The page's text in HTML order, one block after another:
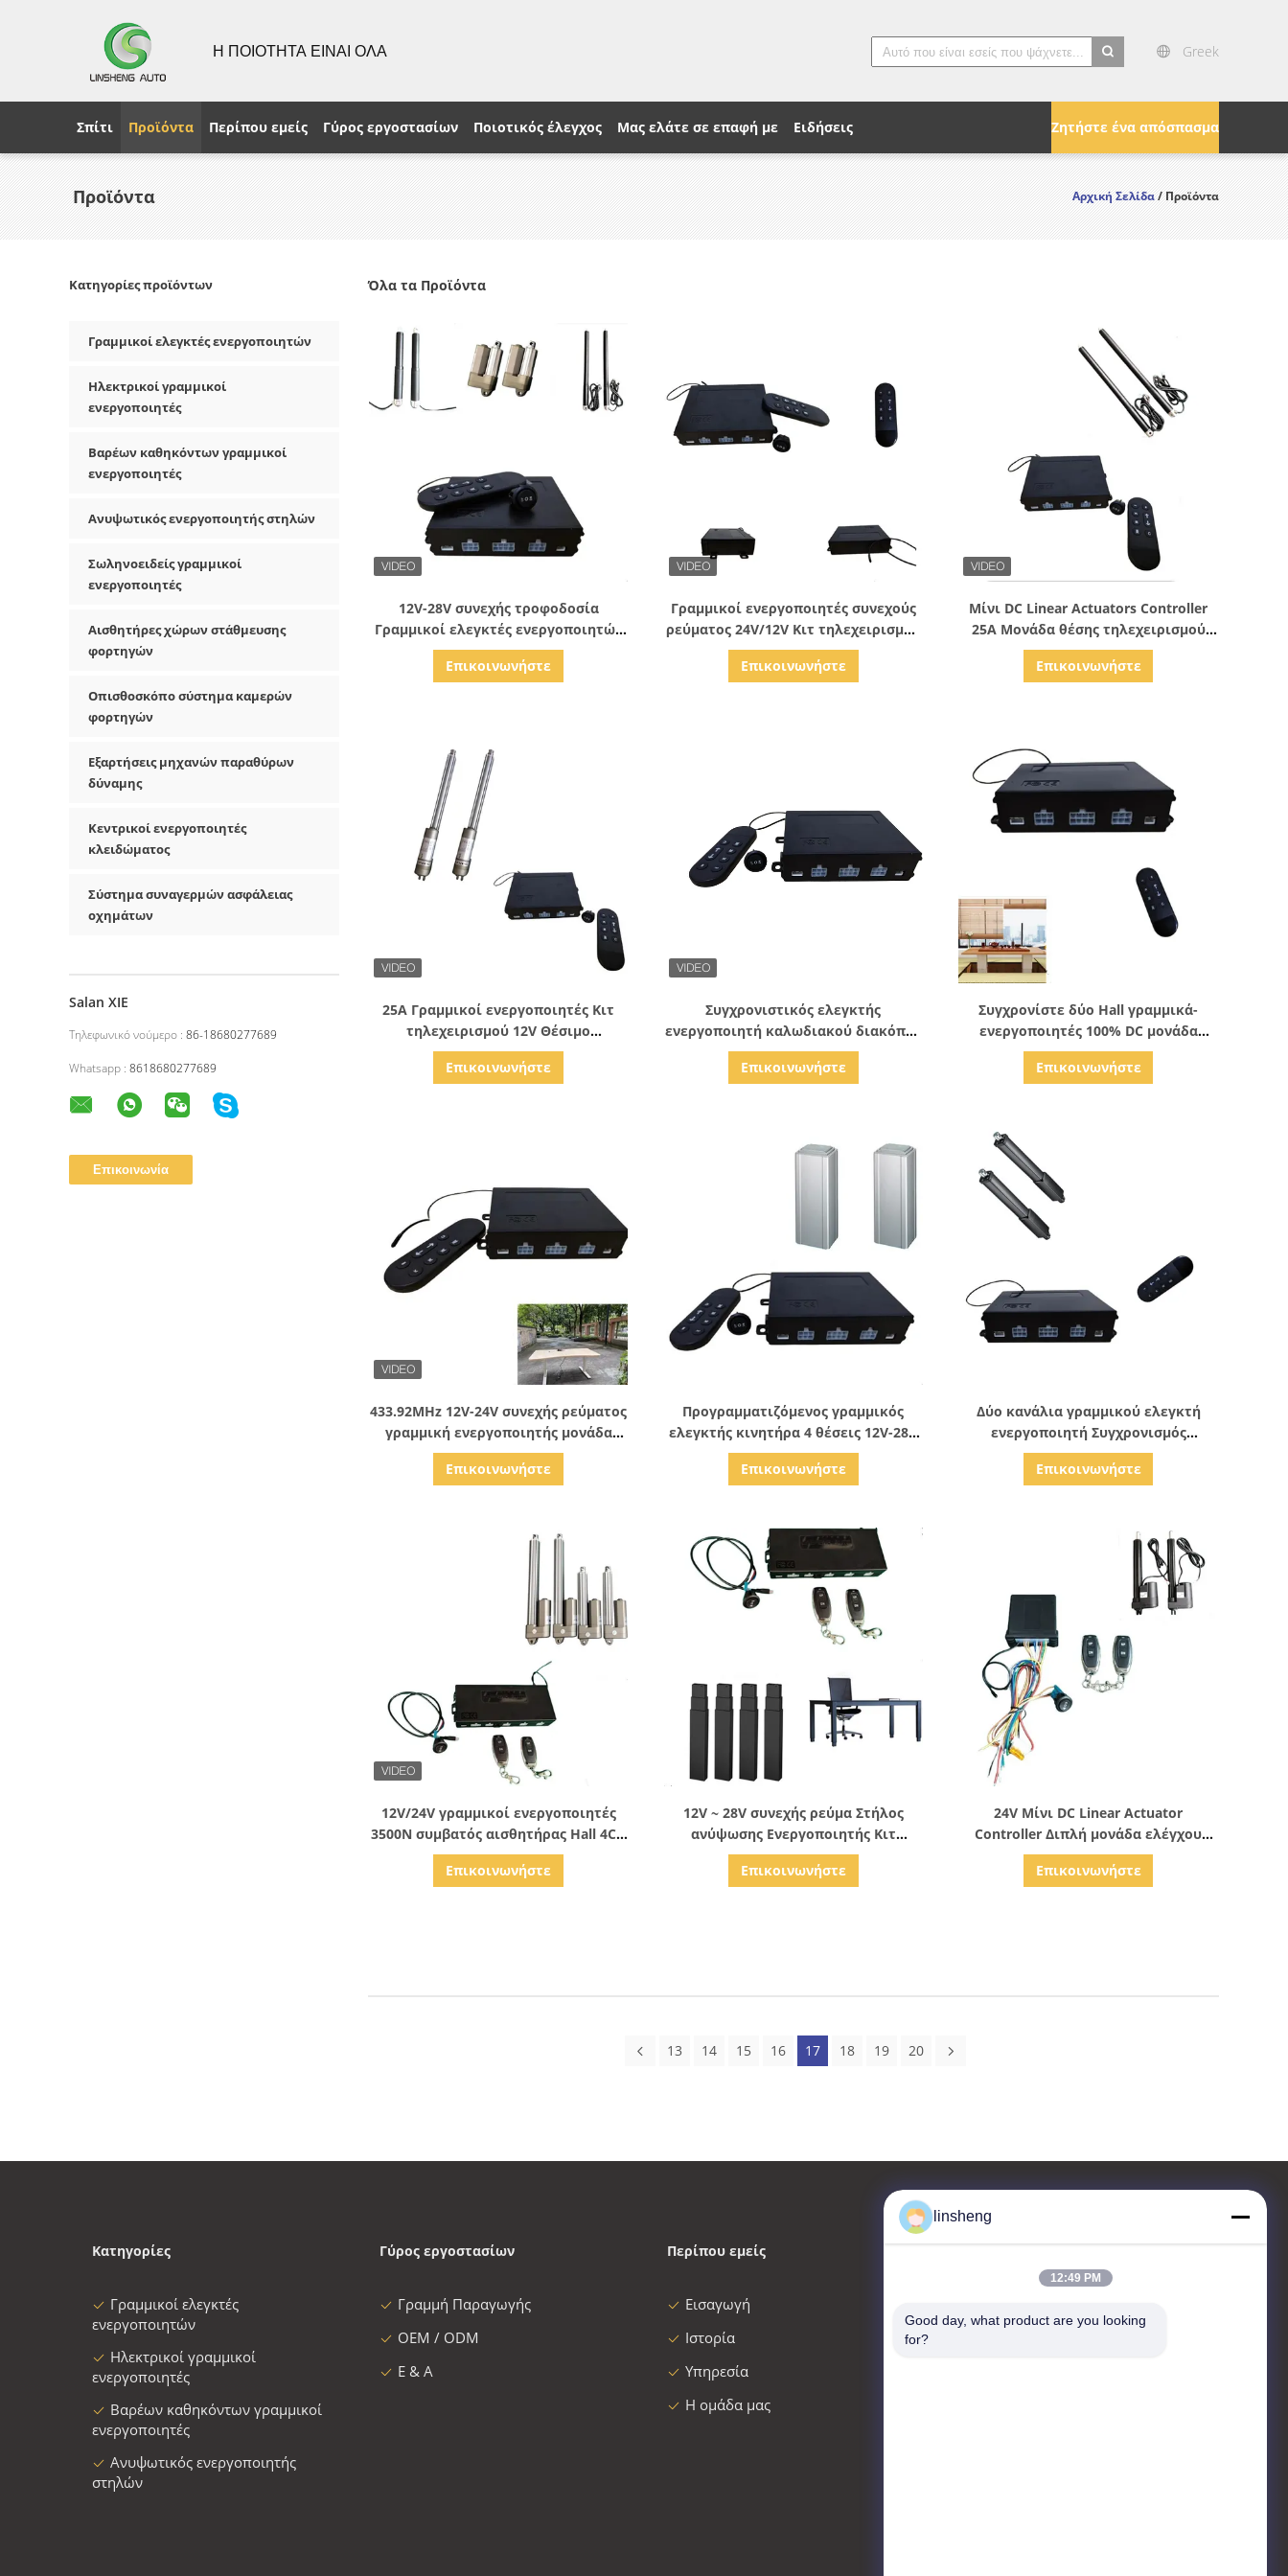
Η ΠΟΙΟΤΗΤΑ ΕΙΝΑΙ ΟΛΑ Greek
Ζητήστε ένα απόσπασμα
Σπίτι Προϊόντα Περίπου εμείς Γύρος εργοστασίων Ποιοτικός έλεγχος Μας ελάτε σε επαφή με Ειδήσεις
Προϊόντα Αρχική Σελίδα/ Προϊόντα
Κατηγορίες προϊόντων
Γραμμικοί ελεγκτές ενεργοποιητών
Ηλεκτρικοί γραμμικοί
ενεργοποιητές
Βαρέων καθηκόντων γραμμικοί
ενεργοποιητές
Ανυψωτικός ενεργοποιητής στηλών
Σωληνοειδείς γραμμικοί
ενεργοποιητές
Αισθητήρες χώρων στάθμευσης
φορτηγών
Οπισθοσκόπο σύστημα καμερών
φορτηγών
Εξαρτήσεις μηχανών παραθύρων
δύναμης
Κεντρικοί ενεργοποιητές
κλειδώματος
Σύστημα συναγερμών ασφάλειας
οχημάτων
Salan XIE
Τηλεφωνικό νούμερο : 86-18680277689
Whatsapp : 8618680277689
Όλα τα Προϊόντα
12V-28V συνεχής τροφοδοσία
Γραμμικοί ελεγκτές ενεργοποιητών
για 1/2 θέσεις ενεργοποιητών
Προγραμματίσιμες
Επικοινωνήστε
Γραμμικοί ενεργοποιητές συνεχούς
ρεύματος 24V/12V Κιτ τηλεχειρισμού
για ηλιακό ιχνηλατητή
αυτοματισμού παραθύρων
Επικοινωνήστε
Μίνι DC Linear Actuators Controller
25A Μονάδα θέσης τηλεχειρισμού
για TV Lift
Επικοινωνήστε
25A Γραμμικοί ενεργοποιητές Κιτ
τηλεχειρισμού 12V Θέσιμο
συγχρονισμένο ελεγκτή
ενεργοποιητή
Επικοινωνήστε
Συγχρονιστικός ελεγκτής
ενεργοποιητή καλωδιακού διακόπτη
12V
Επικοινωνήστε
Συγχρονίστε δύο Hall γραμμικά-
ενεργοποιητές 100% DC μονάδα
ελέγχου με προγραμματιζόμενες
θέσεις
Επικοινωνήστε
433.92MHz 12V-24V συνεχής ρεύματος
γραμμική ενεργοποιητής μονάδα
ελέγχου με Hall Effect Position Sensor
Επικοινωνήστε
Προγραμματιζόμενος γραμμικός
ελεγκτής κινητήρα 4 θέσεις 12V-28V
DC actuators μονάδα τηλεχειρισμού
Επικοινωνήστε
Δύο κανάλια γραμμικού ελεγκτή
ενεργοποιητή Συγχρονισμός
επιπτώσεων αίθουσας για στήλες
τραπεζών ανελκυστήρων
Επικοινωνήστε
12V/24V γραμμικοί ενεργοποιητές
3500N συμβατός αισθητήρας Hall 4CH
μονάδα ελέγχου ενεργοποιητών
Επικοινωνήστε
12V ~ 28V συνεχής ρεύμα Στήλος
ανύψωσης Ενεργοποιητής Κιτ
τηλεχειρισμού για έξυπνα ντουλάπια
κουζίνας
Επικοινωνήστε
24V Μίνι DC Linear Actuator
Controller Διπλή μονάδα ελέγχου
λειτουργίας για Swim Spa Pool Lifter
Επικοινωνήστε
13 14 15 16 17 18 19 20
Κατηγορίες
Γραμμικοί ελεγκτές
ενεργοποιητών
Ηλεκτρικοί γραμμικοί
ενεργοποιητές
Βαρέων καθηκόντων γραμμικοί
ενεργοποιητές
Ανυψωτικός ενεργοποιητής
στηλών
Γύρος εργοστασίων
Γραμμή Παραγωγής
OEM / ODM
Ε & Α
Περίπου εμείς
Εισαγωγή
Ιστορία
Υπηρεσία
Η ομάδα μας
επαφή
ENTERPRISE CO., LTD
linsheng
12:49 PM
Good day, what product are you looking
for?